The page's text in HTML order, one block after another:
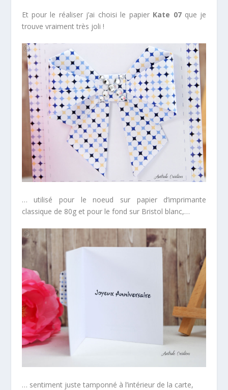
Et pour le réaliser j’ai choisi le papier Kate 07que je
trouve vraiment très joli !
… utilisé pour le noeud sur papier d’imprimante
classique de 80g et pour le fond sur Bristol blanc,…
… sentiment juste tamponné à l’intérieur de la carte,